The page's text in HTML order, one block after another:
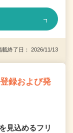
終了日： 2026/11/13
録および発
見込めるフリ